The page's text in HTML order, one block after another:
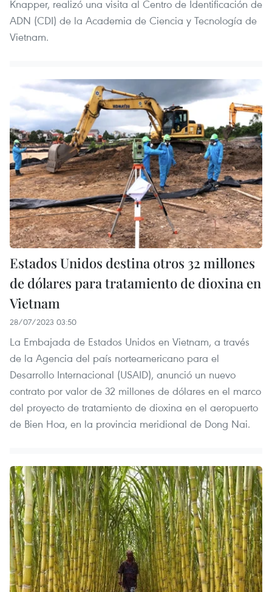
Knapper, realizó una visita al Centro de Identificación de
ADN (CDI) de la Academia de Ciencia y Tecnología de
Vietnam.
Estados Unidos destina otros 32 millones
de dólares para tratamiento de dioxina en
Vietnam
28/07/2023 03:50
La Embajada de Estados Unidos en Vietnam, a través
de la Agencia del país norteamericano para el
Desarrollo Internacional (USAID), anunció un nuevo
contrato por valor de 32 millones de dólares en el marco
del proyecto de tratamiento de dioxina en el aeropuerto
de Bien Hoa, en la provincia meridional de Dong Nai.